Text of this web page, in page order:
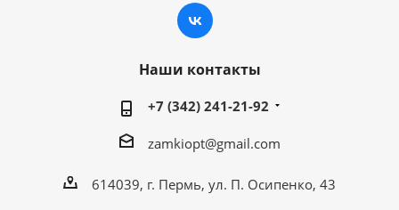
Наши контакты
+7 (342) 241-21-92
zamkiopt@gmail.com
614039, г. Пермь, ул. П. Осипенко, 43